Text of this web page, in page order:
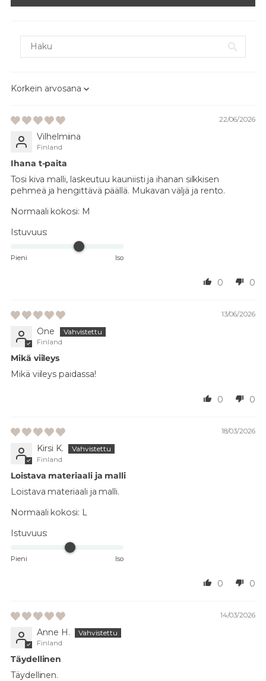
Sort by
22/06/2026
Vilhelmiina
Finland
Ihana t-paita
Tosi kiva malli, laskeutuu kauniisti ja ihanan silkkisen
pehmeä ja hengittävä päällä. Mukavan väljä ja rento.
Normaali kokosi: M
Istuvuus:
Pieni Iso
0 0
13/06/2026
One
Finland
Mikä viileys
Mikä viileys paidassa!
0 0
18/03/2026
Kirsi K.
Finland
Loistava materiaali ja malli
Loistava materiaali ja malli.
Normaali kokosi: L
Istuvuus:
Pieni Iso
0 0
14/03/2026
Anne H.
Finland
Täydellinen
Täydellinen.